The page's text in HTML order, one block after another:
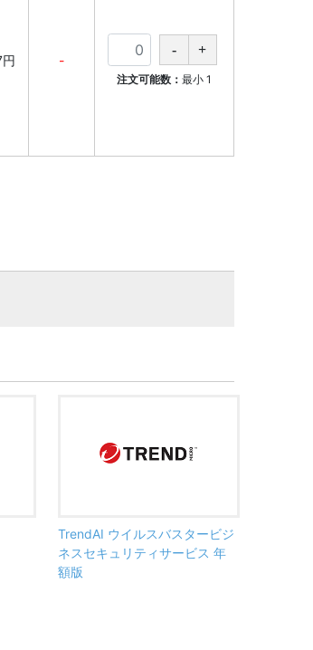
-
注文可能数： 最小 1
TrendAI ウイルスバスタービジ
ネスセキュリティサービス 年
額版